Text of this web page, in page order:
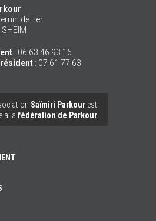
de Fer
: 06 63 46 93 16
: 07 61 77 63
Saïmiri Parkourest
à la fédération de Parkour.